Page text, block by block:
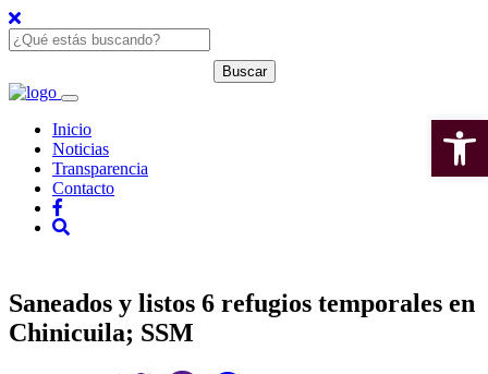
Inicio
Noticias
Transparencia
Contacto
Saneados y listos 6 refugios temporales en
Chinicuila; SSM